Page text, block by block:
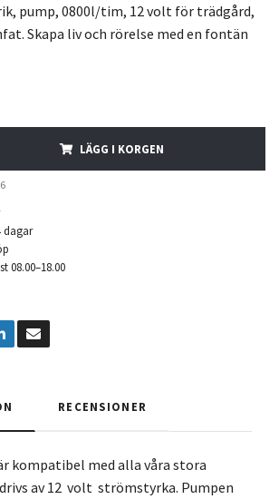
pump, 0800l/tim, 12 volt för trädgård,
Skapa liv och rörelse med en fontän
LÄGG I KORGEN
dagar
08.00–18.00
RECENSIONER
kompatibel med alla våra stora
av 12 volt strömstyrka. Pumpen